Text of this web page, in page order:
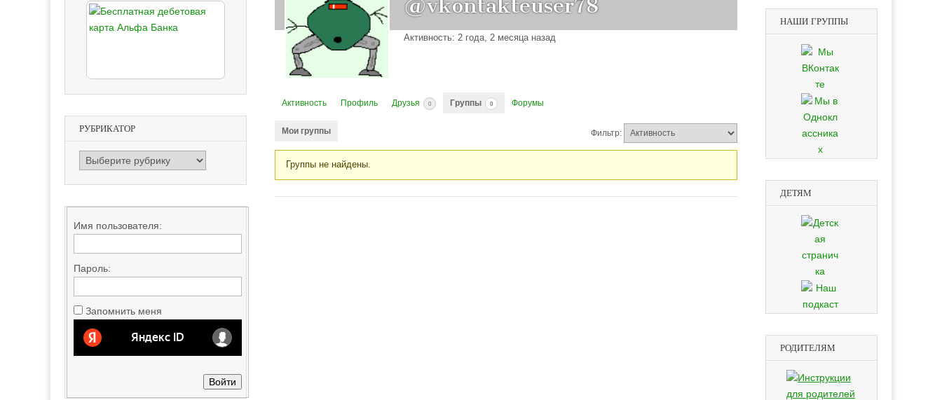
@vkontakteuser78
Активность: 2 года, 2 месяца назад
Активность Профиль Друзья 0 Группы 0 Форумы
Мои группы Фильтр:
Группы
пользователя
Группы не найдены.
РУБРИКАТОР
РУБРИКАТОР
Имя пользователя:
Пароль:
Запомнить меня
Войти
НАШИ ГРУППЫ
ДЕТЯМ
РОДИТЕЛЯМ